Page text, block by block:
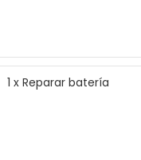
1 x Reparar batería